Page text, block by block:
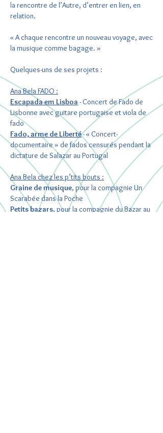
la rencontre de l’Autre, d’entrer en lien, en
relation.
« A chaque rencontre un nouveau voyage, avec
la musique comme bagage. »
Quelques-uns de ses projets :
Ana Bela FADO :
Escapada em Lisboa - Concert de Fado de
Lisbonne avec guitare portugaise et viola de
fado
Fado, arme de Liberté- « Concert-
documentaire » de fados censurés pendant la
dictature de Salazar au Portugal
Ana Bela chez les p’tits bouts :
Graine de musique, pour la compagnie Un
Scarabée dans la Poche
Petits bazars, pour la compagnie du Bazar au